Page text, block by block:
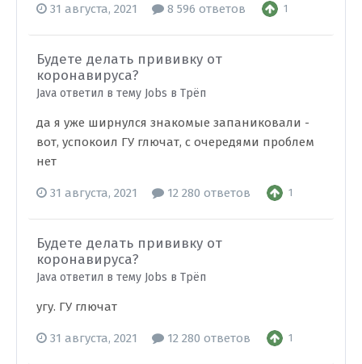
31 августа, 2021 8 596 ответов 1
Будете делать прививку от
коронавируса?
Java ответил в тему Jobs в Трёп
да я уже ширнулся знакомые запаниковали -
вот, успокоил ГУ глючат, с очередями проблем
нет
31 августа, 2021 12 280 ответов 1
Будете делать прививку от
коронавируса?
Java ответил в тему Jobs в Трёп
угу. ГУ глючат
31 августа, 2021 12 280 ответов 1